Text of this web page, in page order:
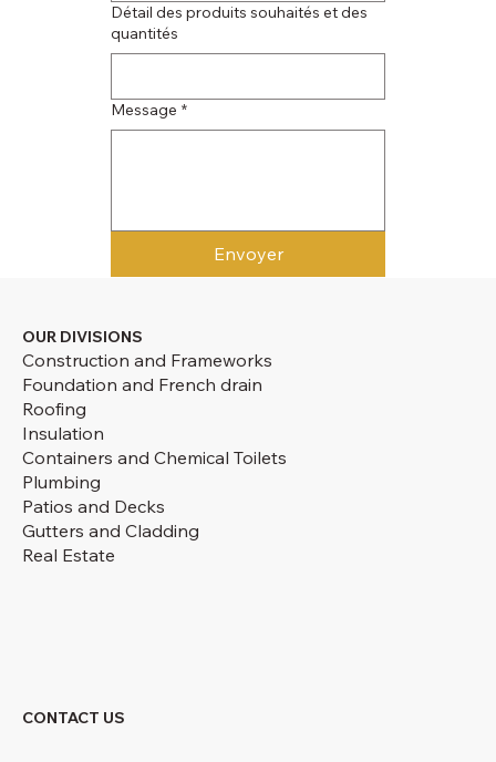
Détail des produits souhaités et des
quantités
Message *
Envoyer
OUR DIVISIONS
Construction and Frameworks
Foundation and French drain
Roofing
Insulation
Containers and Chemical Toilets
Plumbing
Patios and Decks
Gutters and Cladding
Real Estate
CONTACT US